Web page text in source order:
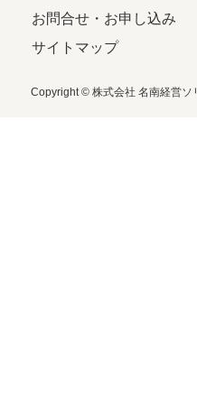
お問合せ・お申し込み
サイトマップ
Copyright © 株式会社 名南経営